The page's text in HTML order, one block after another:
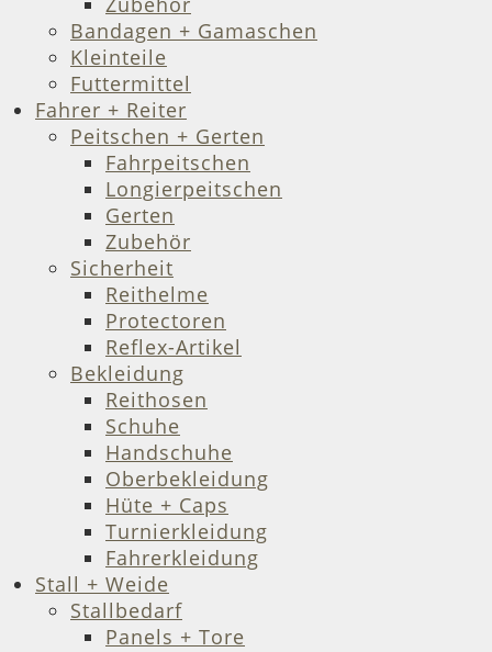
Bandagen + Gamaschen
Kleinteile
Futtermittel
Fahrer + Reiter
Peitschen + Gerten
Fahrpeitschen
Longierpeitschen
Gerten
Zubehör
Sicherheit
Reithelme
Protectoren
Reflex-Artikel
Bekleidung
Reithosen
Schuhe
Handschuhe
Oberbekleidung
Hüte + Caps
Turnierkleidung
Fahrerkleidung
Stall + Weide
Stallbedarf
Panels + Tore